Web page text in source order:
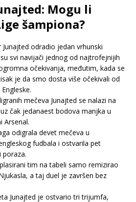
Mogu li
šampiona?
odradio jedan vrhunski
svi navijači jednog od najtrofejnijih
očekivanja, međutim, kada se
je da smo dosta više očekivali od
mečeva Junajted se nalazi na
čak jedanaest bodova manjka u
Arsenal.
odigrala devet mečeva u
fudbala i ostvarila pet
tim na tabeli samo remizirao
a taj duel je završen bez
Junajted je ostvario tri trijumfa,